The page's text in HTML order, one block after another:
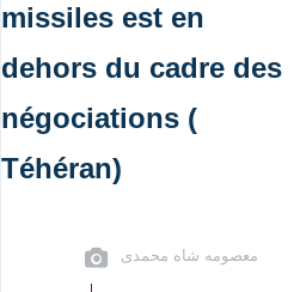
missiles est en
dehors du cadre des
négociations (
Téhéran)
معصومه شاه محمدی